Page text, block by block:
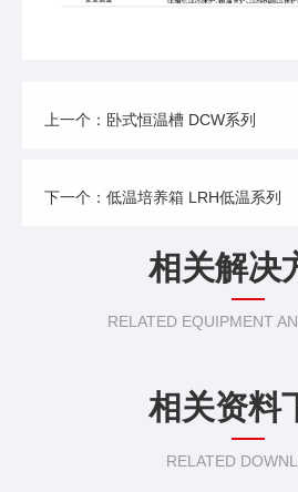
上一个：卧式恒温槽 DCW系列
下一个：低温培养箱 LRH低温系列
相关解决
RELATED EQUIPMENT
相关资料
RELATED